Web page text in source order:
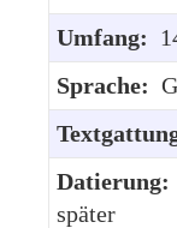
Umfang:
Sprache:
Datierung:
später